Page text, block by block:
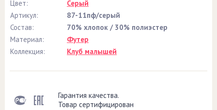
Цвет:
Серый
Артикул:
87-11пф/серый
Состав:
70% хлопок / 30% полиэстер
Материал:
Футер
Коллекция:
Клуб малышей
Гарантия качества.
Товар сертифицирован